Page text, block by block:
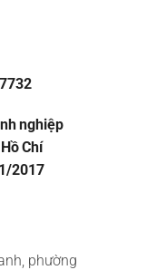
nghiệp
Chí
2017
phường